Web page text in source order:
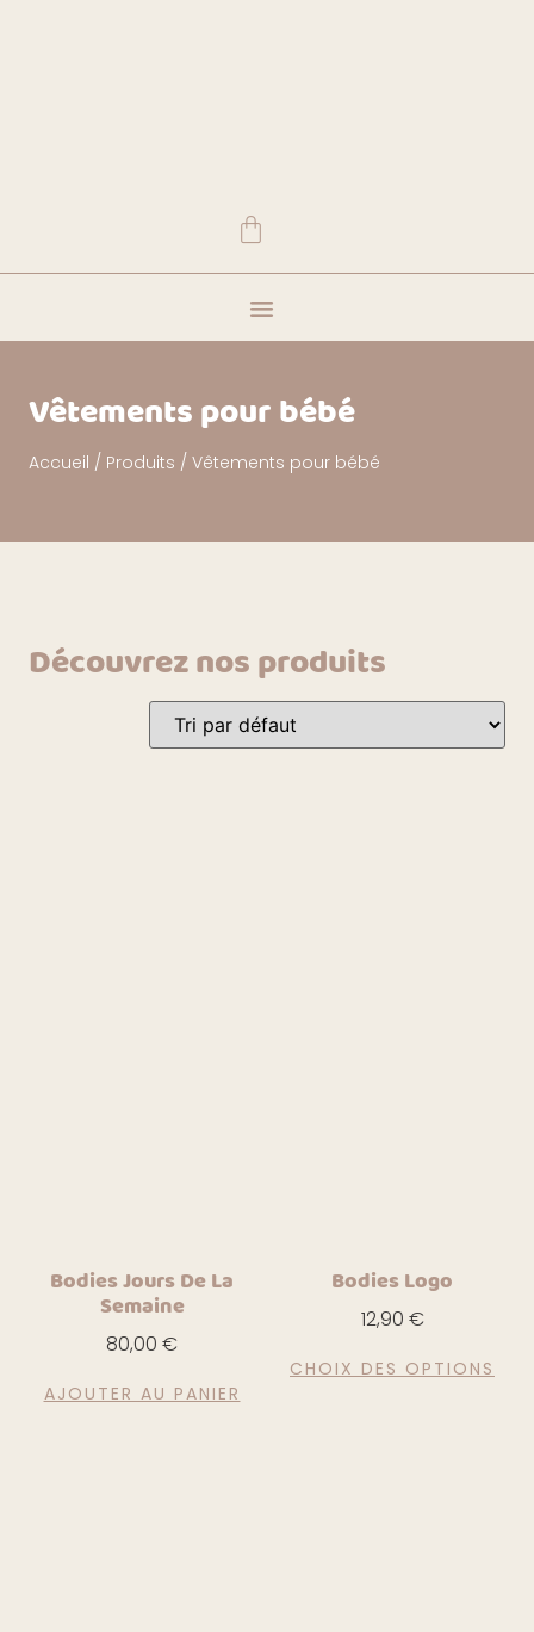
Vêtements pour bébé
Accueil / Produits / Vêtements pour bébé
Découvrez nos produits
Bodies Jours De La
Semaine
80,00 €
AJOUTER AU PANIER
Bodies Logo
12,90 €
CHOIX DES OPTIONS